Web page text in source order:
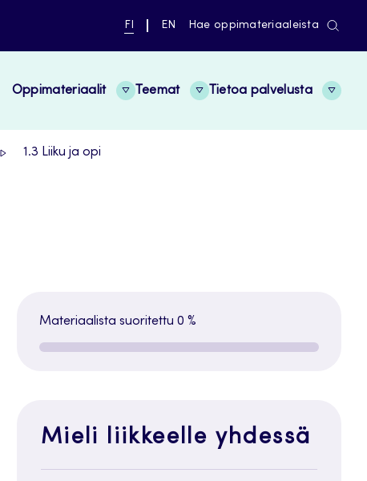
NYKYINEN
SUOMI
FI
VAIHDA
ENGLISH
EN Hae oppimateriaaleista
Oppimateriaalit Teemat Tietoa palvelusta
1.3 Liiku ja opi
Materiaalista suoritettu 0 %
Mieli liikkeelle yhdessä